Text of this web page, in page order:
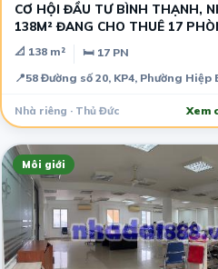
CƠ HỘI ĐẦU TƯ BÌNH THẠNH,
138M² ĐANG CHO THUÊ 17
GIÁ CHỈ 19 TỶ
📐 138 m²
🛏 17 PN
📍58 Đường số 20, KP4, Phường
Nhà riêng · Thủ Đức Xem
Môi giới